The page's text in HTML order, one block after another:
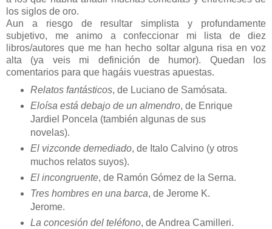
los siglos de oro.
Aun a riesgo de resultar simplista y profundamente
subjetivo, me animo a confeccionar mi lista de diez
libros/autores que me han hecho soltar alguna risa en voz
alta (ya veis mi definición de humor). Quedan los
comentarios para que hagáis vuestras apuestas.
Relatos fantásticos, de Luciano de Samósata.
Eloísa está debajo de un almendro, de Enrique
Jardiel Poncela (también algunas de sus
novelas).
El vizconde demediado, de Italo Calvino (y otros
muchos relatos suyos).
El incongruente, de Ramón Gómez de la Serna.
Tres hombres en una barca, de Jerome K.
Jerome.
La concesión del teléfono, de Andrea Camilleri.